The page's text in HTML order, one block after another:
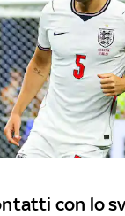
con lo